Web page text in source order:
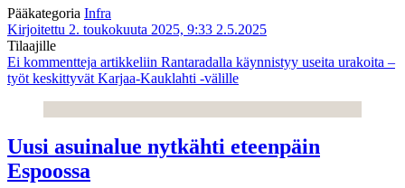
Pääkategoria Infra
Kirjoitettu 2. toukokuuta 2025, 9:33 2.5.2025
Tilaajille
Ei kommentteja artikkeliin Rantaradalla käynnistyy useita urakoita –
työt keskittyvät Karjaa-Kauklahti -välille
Uusi asuinalue nytkähti eteenpäin
Espoossa